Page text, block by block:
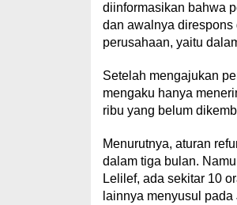
diinformasikan bahwa
dan awalnya direspons
perusahaan, yaitu
Setelah mengajukan
mengaku hanya
ribu yang belum
Menurutnya, aturan
dalam tiga bulan.
Lelilef, ada sekitar 10
lainnya menyusul